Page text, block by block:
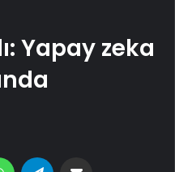
Yapay zeka
WhatsApp